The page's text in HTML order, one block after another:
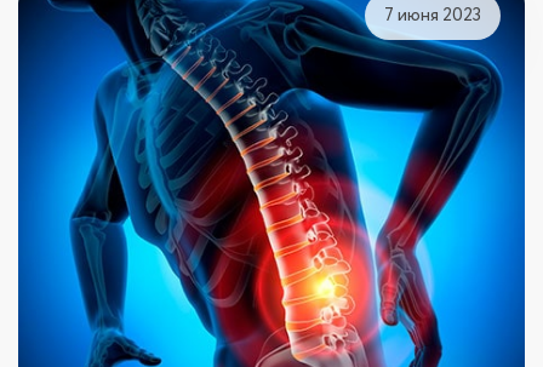
7 июня 2023